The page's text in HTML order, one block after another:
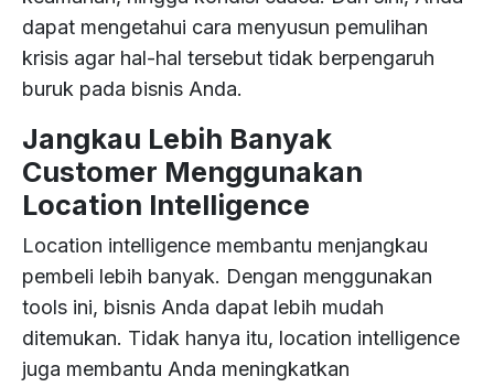
dapat mengetahui cara menyusun pemulihan
krisis agar hal-hal tersebut tidak berpengaruh
buruk pada bisnis Anda.
Jangkau Lebih Banyak
Customer Menggunakan
Location Intelligence
Location intelligence membantu menjangkau
pembeli lebih banyak. Dengan menggunakan
tools ini, bisnis Anda dapat lebih mudah
ditemukan. Tidak hanya itu, location intelligence
juga membantu Anda meningkatkan